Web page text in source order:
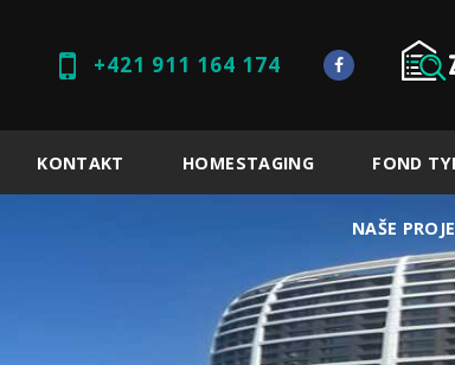
+421 911 164 174
KONTAKT HOMESTAGING FOND
NAŠE